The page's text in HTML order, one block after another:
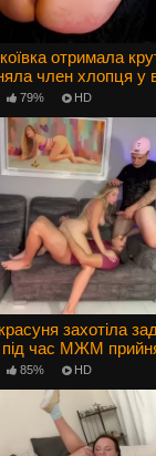
отримала
член хлопця у
79% HD
захотіла
під час МЖМ
85% HD